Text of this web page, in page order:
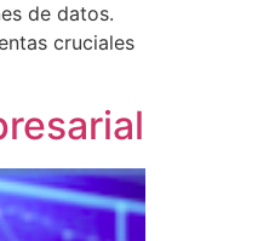
de datos.
cruciales